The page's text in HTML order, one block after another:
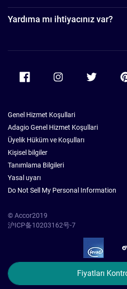
Fiyatları
Yardıma mı ihtiyacınız var?
Accor Facebook Accor Twitter
Genel Hizmet Koşullari
Adagio Genel Hizmet Koşullari
Üyelik Hüküm ve Koşulları
Kişisel bilgiler
Tanımlama Bilgileri
Yasal uyarı
Do Not Sell My Personal Information
© Accor2019
沪ICP备10203162号-7